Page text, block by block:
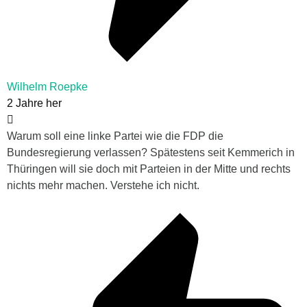
Wilhelm Roepke
2 Jahre her
Warum soll eine linke Partei wie die FDP die
Bundesregierung verlassen? Spätestens seit Kemmerich in
Thüringen will sie doch mit Parteien in der Mitte und rechts
nichts mehr machen. Verstehe ich nicht.